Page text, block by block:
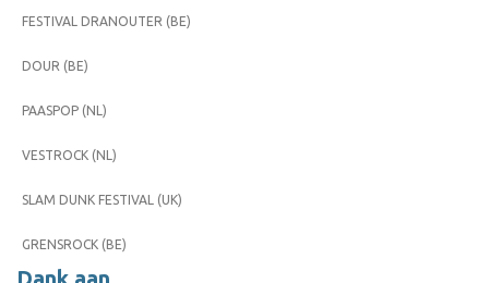
FESTIVAL DRANOUTER (BE)
DOUR (BE)
PAASPOP (NL)
VESTROCK (NL)
SLAM DUNK FESTIVAL (UK)
GRENSROCK (BE)